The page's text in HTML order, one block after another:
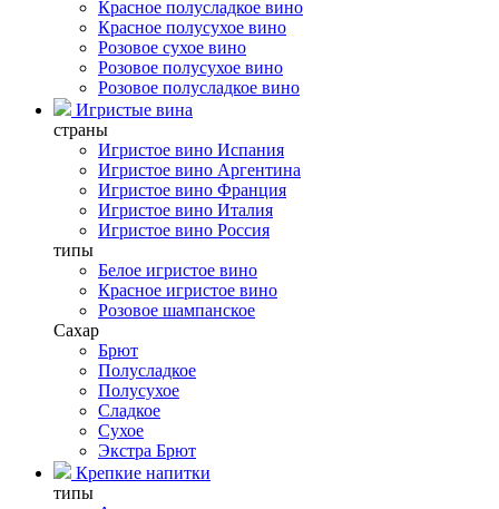
Красное полусладкое вино
Красное полусухое вино
Розовое сухое вино
Розовое полусухое вино
Розовое полусладкое вино
Игристые вина
страны
Игристое вино Испания
Игристое вино Аргентина
Игристое вино Франция
Игристое вино Италия
Игристое вино Россия
типы
Белое игристое вино
Красное игристое вино
Розовое шампанское
Сахар
Брют
Полусладкое
Полусухое
Сладкое
Сухое
Экстра Брют
Крепкие напитки
типы